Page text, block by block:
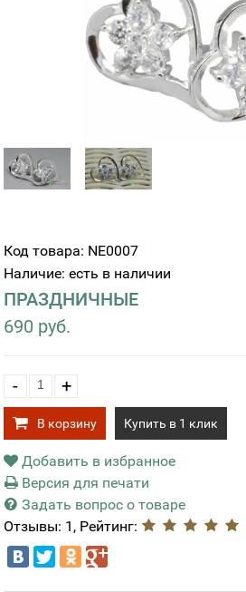
Код товара: NE0007
Наличие: есть в наличии
ПРАЗДНИЧНЫЕ
690 руб.
- +
В корзину Купить в 1 клик
Добавить в избранное
Версия для печати
Задать вопрос о товаре
Отзывы: 1, Рейтинг: